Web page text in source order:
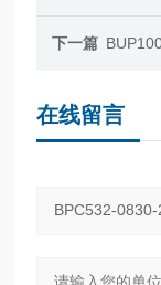
下一篇 BUP100-
在线留言